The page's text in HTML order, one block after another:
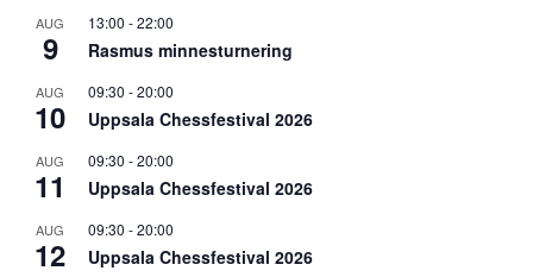
AUG
9
13:00 -22:00
Rasmus minnesturnering
AUG
10
09:30 -20:00
Uppsala Chessfestival 2026
AUG
11
09:30 -20:00
Uppsala Chessfestival 2026
AUG
12
09:30 -20:00
Uppsala Chessfestival 2026